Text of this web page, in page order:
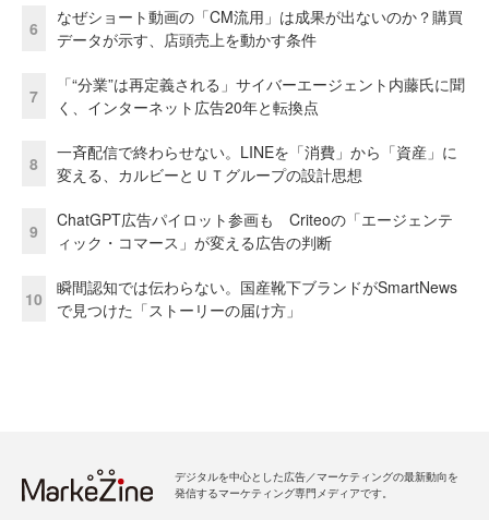
6
なぜショート動画の「CM流用」は成果が出ないのか？購買
データが示す、店頭売上を動かす条件
7
「“分業”は再定義される」サイバーエージェント内藤氏に聞
く、インターネット広告20年と転換点
8
一斉配信で終わらせない。LINEを「消費」から「資産」に
変える、カルビーとＵＴグループの設計思想
9
ChatGPT広告パイロット参画も Criteoの「エージェンテ
ィック・コマース」が変える広告の判断
10
瞬間認知では伝わらない。国産靴下ブランドがSmartNews
で見つけた「ストーリーの届け方」
デジタルを中心とした広告／マーケティングの最新動向を
発信するマーケティング専門メディアです。